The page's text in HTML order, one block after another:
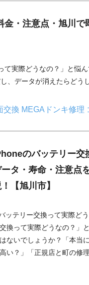
・注意点・旭川で
実際どうなの？」と悩
、データが消えたらど
交換 MEGAドンキ修理
のバッテリー交
ータ・寿命・注意点
【旭川市】
ッテリー交換って実際ど
換って実際どうなの？」
ないでしょうか？「本当
い？」「正規店と町の修